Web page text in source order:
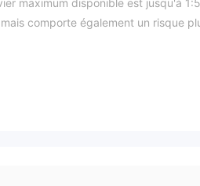
maximum disponible est jusqu'à
comporte également un risque
et les portefeuilles électroniques.